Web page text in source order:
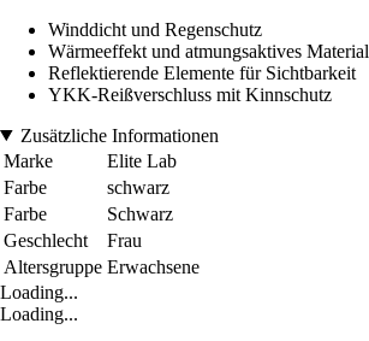
Winddicht und Regenschutz
Wärmeeffekt und atmungsaktives Material
Reflektierende Elemente für Sichtbarkeit
YKK-Reißverschluss mit Kinnschutz
Zusätzliche Informationen
Marke
Elite Lab
Farbe
schwarz
Farbe
Schwarz
Geschlecht
Frau
Altersgruppe Erwachsene
Loading...
Loading...